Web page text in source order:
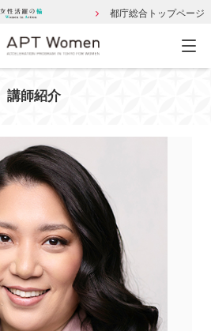
都庁総合トップページ
講師紹介